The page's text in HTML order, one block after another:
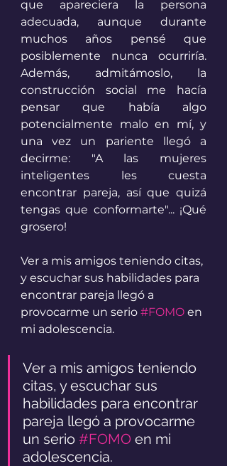
que apareciera la persona
adecuada, aunque durante
muchos años pensé que
posiblemente nunca ocurriría.
Además, admitámoslo, la
construcción social me hacía
pensar que había algo
potencialmente malo en mí, y
una vez un pariente llegó a
decirme: "A las mujeres
inteligentes les cuesta
encontrar pareja, así que quizá
tengas que conformarte"... ¡Qué
grosero!
Ver a mis amigos teniendo citas,
y escuchar sus habilidades para
encontrar pareja llegó a
provocarme un serio #FOMO en
mi adolescencia.
Ver a mis amigos teniendo
citas, y escuchar sus
habilidades para encontrar
pareja llegó a provocarme
un serio #FOMO en mi
adolescencia.